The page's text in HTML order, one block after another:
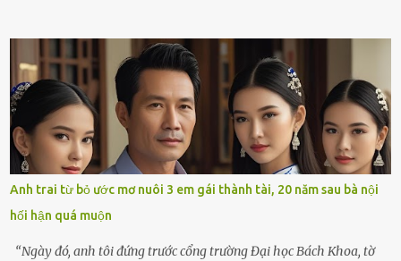
không kém. Ông Minh, vốn là một người đàn ông điềm đạm, ít nói,
hôm ấy lại đặc biệt vui vẻ. Ông chuẩn bị hành lý cho chuyến đi biển
cùng cô con gái 8 tuổi tên Thảo. “Em ở nhà nghỉ ngơi nhé, anh đưa
con đi biển hai ngày, để nó được ngắm sóng, nghịch cát. Về chắc nó
sẽ kể cho em nghe cả tuần không hết chuyện.” – Ông Minh cười
hiền, vuốt tóc vợ. Bà Hạnh nhìn chồng và con gái ríu rít chuẩn bị mà
lòng cũng rộn ràng. Bà vốn ít có dịp đi xa vì còn bận buôn bán ở chợ,
nên lần này cũng đành ở nhà. Thảo ôm chầm lấy mẹ trước khi đi:
“Con sẽ nhặt thật nhiều vỏ sò cho mẹ nhé!” Chiếc xe khách lăn
bánh rời khỏi bến...
Anh trai từ bỏ ước mơ nuôi 3 em gái thành tài, 20 năm sau bà nội
hối hận quá muộn
“Ngày đó, anh tôi đứng trước cổng trường Đại học Bách Khoa, tờ